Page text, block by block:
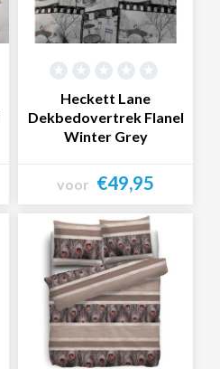
Heckett Lane
Dekbedovertrek Flanel
Winter Grey
voor €49,95
Bekijk product